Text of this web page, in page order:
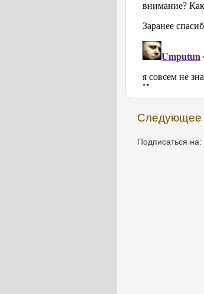
Следующее
Подписаться на: